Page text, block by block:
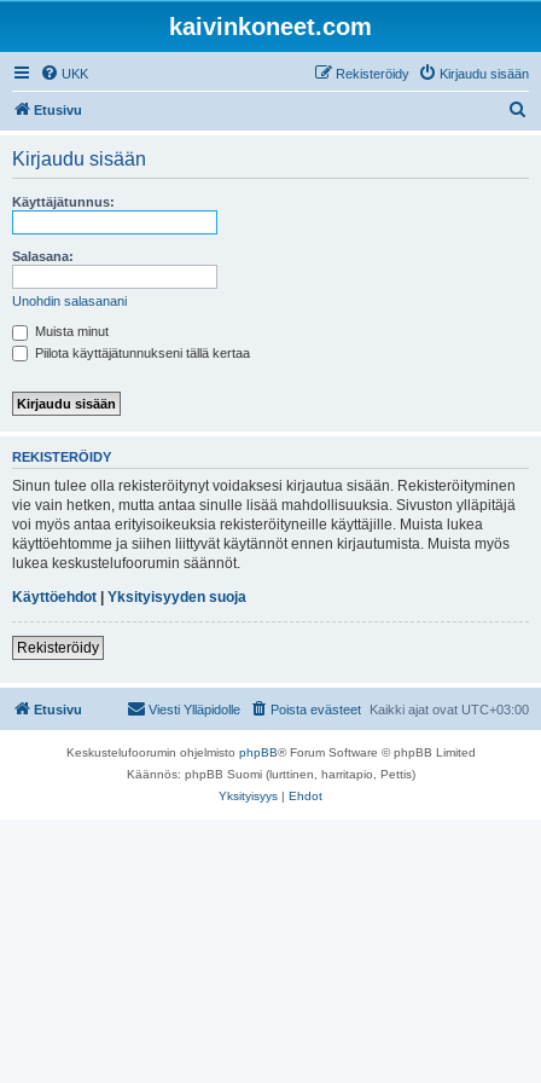
kaivinkoneet.com
UKK Kirjaudu sisään
Rekisteröidy
Etusivu
Kirjaudu sisään
Käyttäjätunnus:
Salasana:
Unohdin salasanani
Muista minut
Piilota käyttäjätunnukseni tällä kertaa
REKISTERÖIDY
Sinun tulee olla rekisteröitynyt voidaksesi kirjautua sisään. Rekisteröityminen
vie vain hetken, mutta antaa sinulle lisää mahdollisuuksia. Sivuston ylläpitäjä
voi myös antaa erityisoikeuksia rekisteröityneille käyttäjille. Muista lukea
käyttöehtomme ja siihen liittyvät käytännöt ennen kirjautumista. Muista myös
lukea keskustelufoorumin säännöt.
Käyttöehdot | Yksityisyyden suoja
Rekisteröidy
Etusivu Kaikki ajat ovat UTC+03:00
Poista evästeet
Viesti Ylläpidolle
Keskustelufoorumin ohjelmisto phpBB® Forum Software © phpBB Limited
Käännös: phpBB Suomi (lurttinen, harritapio, Pettis)
Yksityisyys | Ehdot